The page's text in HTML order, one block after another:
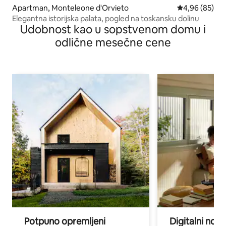
Apartman, Monteleone d'Orvieto Prosečna
4,96 (85)
Elegantna istorijska palata, pogled na toskansku dolinu
Udobnost kao u sopstvenom domu i
odlične mesečne cene
Potpuno opremljeni Digitalni